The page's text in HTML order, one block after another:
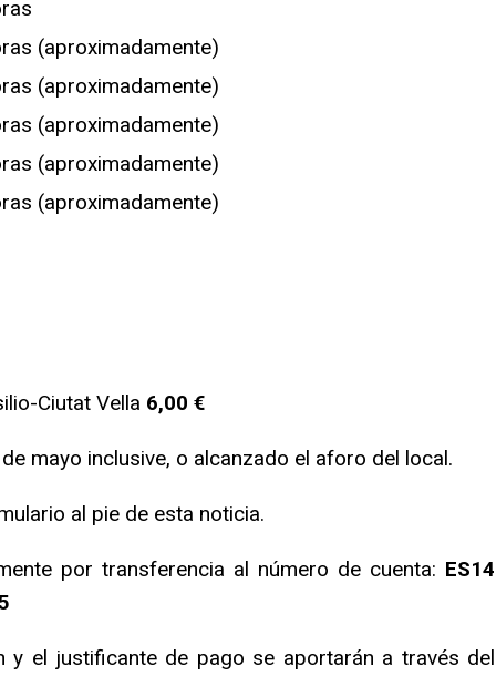
(aproximadamente)
(aproximadamente)
(aproximadamente)
(aproximadamente)
(aproximadamente)
Ciutat Vella 6,00 €
mayo inclusive, o alcanzado el aforo del local.
al pie de esta noticia.
por transferencia al número de cuenta: ES14
y el justificante de pago se aportarán a través del